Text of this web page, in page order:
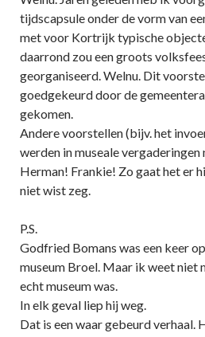
tijdscapsule onder de vorm van
met voor Kortrijk typische
daarrond zou een groots
georganiseerd. Welnu. Dit
goedgekeurd door de
gekomen.
Andere voorstellen (bijv. het
werden in museale vergaderingen
Herman! Frankie! Zo gaat het er
niet wist zeg.
P.S.
Godfried Bomans was een keer
museum Broel. Maar ik weet niet
echt museum was.
In elk geval liep hij weg.
Dat is een waar gebeurd verhaal.